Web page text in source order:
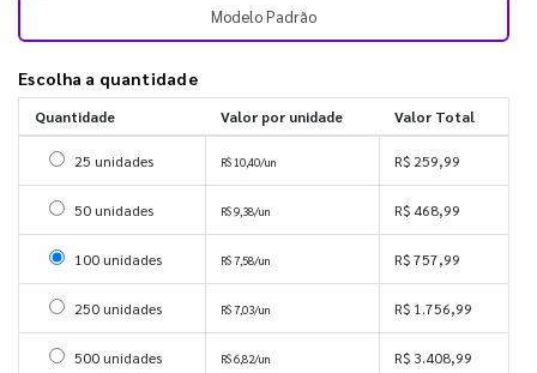
Modelo Padrão
Escolha a quantidade
Quantidade Valor por unidade Valor Total
Selecionar 25 unidades
25 unidades R$ 10,40/un R$ 259,99
Selecionar 50 unidades
50 unidades R$ 9,38/un R$ 468,99
Selecionar 100 unidades
100 unidades R$ 7,58/un R$ 757,99
Selecionar 250 unidades
250 unidades R$ 7,03/un R$ 1.756,99
Selecionar 500 unidades
500 unidades R$ 6,82/un R$ 3.408,99